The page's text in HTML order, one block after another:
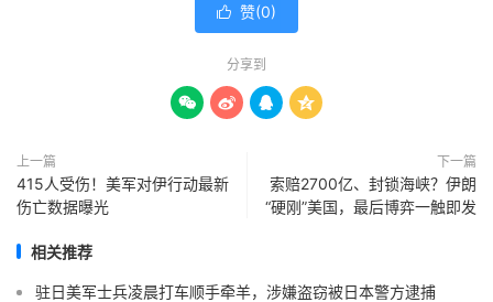
 赞(0)
分享到
   
上一篇
415人受伤！美军对伊行动最新
伤亡数据曝光
下一篇
索赔2700亿、封锁海峡？伊朗
“硬刚”美国，最后博弈一触即发
相关推荐
驻日美军士兵凌晨打车顺手牵羊，涉嫌盗窃被日本警方逮捕